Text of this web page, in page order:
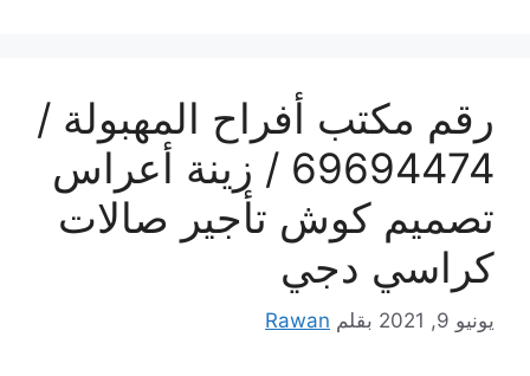
رقم مكتب أفراح المهبولة /
69694474 / زينة أعراس
تصميم كوش تأجير صالات
كراسي دجي
يونيو 9, 2021 بقلم Rawan